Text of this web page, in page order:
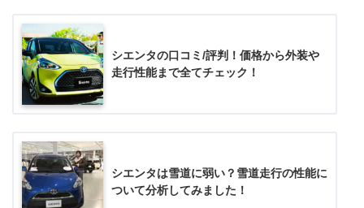
シエンタの口コミ/評判！価格から外装や
走行性能まで全てチェック！
シエンタは雪道に弱い？雪道走行の性能に
ついて分析してみました！